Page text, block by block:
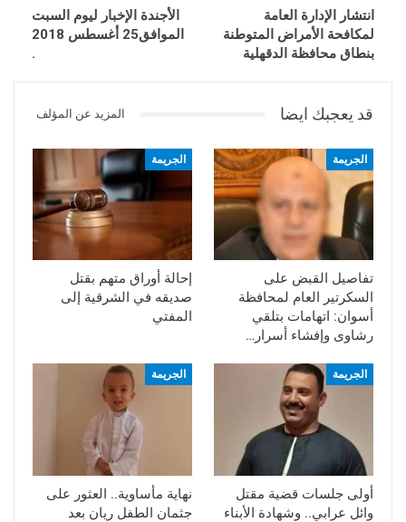
انتشار الإدارة العامة
لمكافحة الأمراض المتوطنة
بنطاق محافظة الدقهلية
الأجندة الإخبار ليوم السبت
الموافق25 أغسطس 2018
.
قد يعجبك ايضا المزيد عن المؤلف
الجريمة
تفاصيل القبض على
السكرتير العام لمحافظة
أسوان: اتهامات بتلقي
رشاوى وإفشاء أسرار…
الجريمة
إحالة أوراق متهم بقتل
صديقه في الشرقية إلى
المفتي
الجريمة
أولى جلسات قضية مقتل
وائل عرابي.. وشهادة الأبناء
الجريمة
نهاية مأساوية.. العثور على
جثمان الطفل ريان بعد